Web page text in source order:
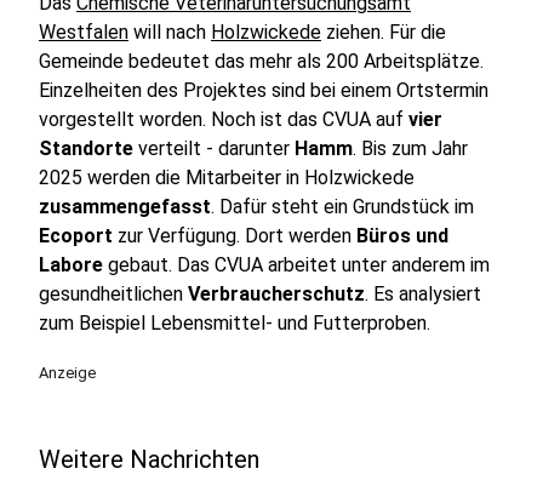
Westfalen will nach Holzwickede ziehen. Für die
Gemeinde bedeutet das mehr als 200 Arbeitsplätze.
Einzelheiten des Projektes sind bei einem Ortstermin
vorgestellt worden. Noch ist das CVUA auf vier
Standorte verteilt - darunter Hamm. Bis zum Jahr
2025 werden die Mitarbeiter in Holzwickede
zusammengefasst. Dafür steht ein Grundstück im
Ecoport zur Verfügung. Dort werden Büros und
Labore gebaut. Das CVUA arbeitet unter anderem im
gesundheitlichen Verbraucherschutz. Es analysiert
zum Beispiel Lebensmittel- und Futterproben.
Anzeige
Weitere Nachrichten